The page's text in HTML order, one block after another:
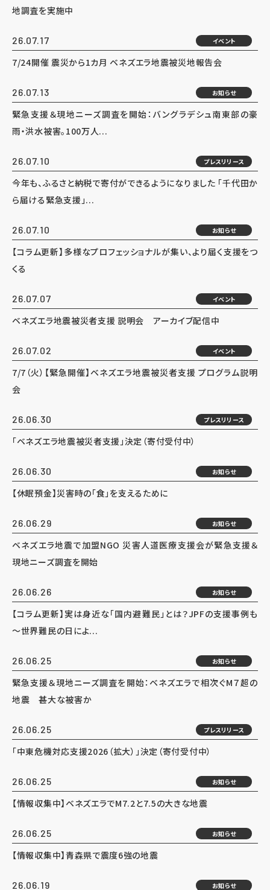
地調査を実施中
26.07.17 イベント
7/24開催 震災から1カ月 ベネズエラ地震被災地報告会
26.07.13 お知らせ
緊急支援＆現地ニーズ調査を開始：バングラデシュ南東部の豪
雨・洪水被害。100万人...
26.07.10 プレスリリース
今年も、ふるさと納税で寄付ができるようになりました 「千代田か
ら届ける緊急支援」...
26.07.10 お知らせ
【コラム更新】多様なプロフェッショナルが集い、より届く支援をつ
くる
26.07.07 イベント
ベネズエラ地震被災者支援 説明会 アーカイブ配信中
26.07.02 イベント
7/7（火）【緊急開催】ベネズエラ地震被災者支援 プログラム説明
会
26.06.30 プレスリリース
「ベネズエラ地震被災者支援」決定（寄付受付中）
26.06.30 お知らせ
【休眠預金】災害時の「食」を支えるために
26.06.29 お知らせ
ベネズエラ地震で加盟NGO 災害人道医療支援会が緊急支援＆
現地ニーズ調査を開始
26.06.26 お知らせ
【コラム更新】実は身近な「国内避難民」とは？JPFの支援事例も
～世界難民の日によ...
26.06.25 お知らせ
緊急支援＆現地ニーズ調査を開始：ベネズエラで相次ぐM７超の
地震 甚大な被害か
26.06.25 プレスリリース
「中東危機対応支援2026（拡大）」決定（寄付受付中）
26.06.25 お知らせ
【情報収集中】ベネズエラでM7.2と7.5の大きな地震
26.06.25 お知らせ
【情報収集中】青森県で震度6強の地震
26.06.19 お知らせ